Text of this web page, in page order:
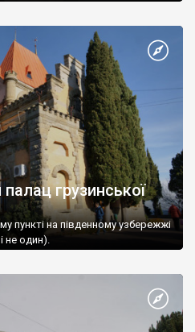
грузинської
пункті на південному узбережжі
не один).